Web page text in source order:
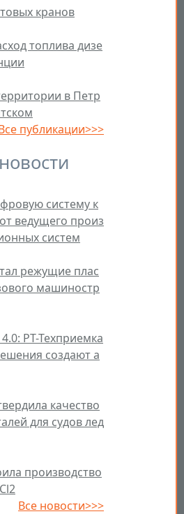
кранов
топлива дизе
в Петр
публикации>>>
систему к
ведущего произ
систем
режущие плас
машиностр
РТ-Техприемка
создают а
качество
для судов лед
производство
Все новости>>>